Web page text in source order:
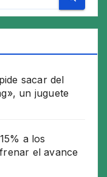
sacar del
un juguete
a los
el avance